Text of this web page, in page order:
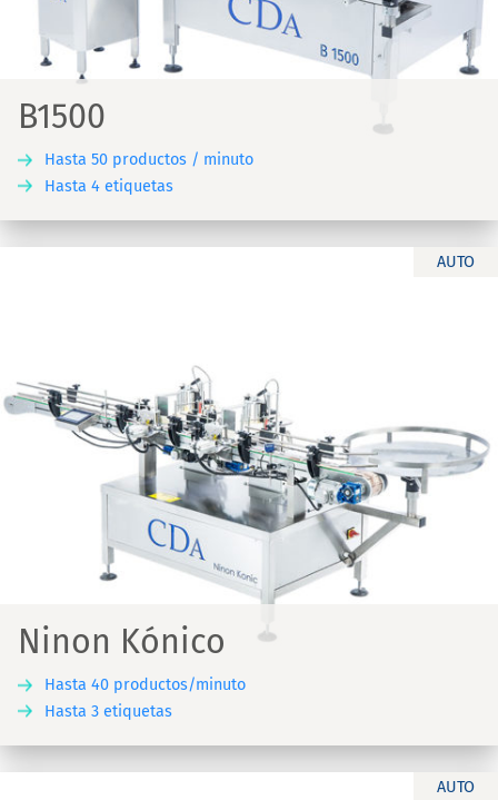
B1500
Hasta 50 productos / minuto
Hasta 4 etiquetas
AUTO
Ninon Kónico
Hasta 40 productos/minuto
Hasta 3 etiquetas
AUTO